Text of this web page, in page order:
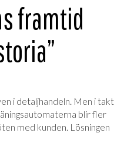
framtid
i detaljhandeln. Men i takt
blir fler
med kunden. Lösningen